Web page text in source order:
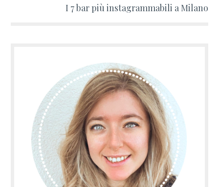
I 7 bar più instagrammabili a Milano